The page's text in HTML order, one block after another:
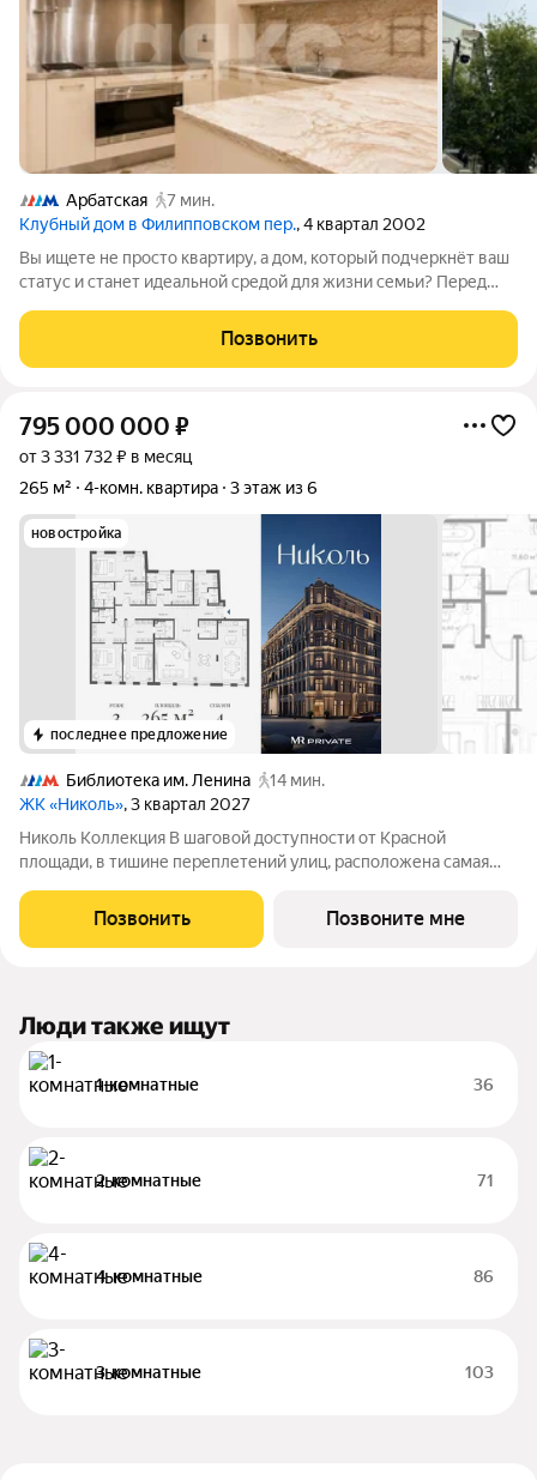
Арбатская
7 мин.
Клубный дом в Филипповском пер., 4 квартал 2002
Вы ищете не просто квартиру, а дом, который подчеркнёт ваш
статус и станет идеальной средой для жизни семьи? Перед
дизайнерским ремонтом в одном из самых престижных
районов столицы. Это
Позвонить
795 000 000 ₽
от 3 331 732 ₽ в месяц
265 м²
4-комн. квартира 3 этаж из 6
новостройка
последнее предложение
Библиотека им. Ленина
14 мин.
ЖК «Николь», 3 квартал 2027
Николь Коллекция В шаговой доступности от Красной
площади, в тишине переплетений улиц, расположена самая
Коллекция. Её классическая архитектура в лучших традициях
французской элегантности бережно
Позвонить Позвоните мне
Люди также ищут
1-комнатные 36
2-комнатные 71
4-комнатные 86
3-комнатные 103